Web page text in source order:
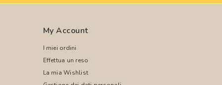
My Account
I miei ordini
Effettua un reso
La mia Wishlist